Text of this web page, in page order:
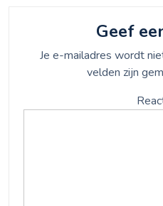
Geef
Je e-mailadres wordt
velden zijn